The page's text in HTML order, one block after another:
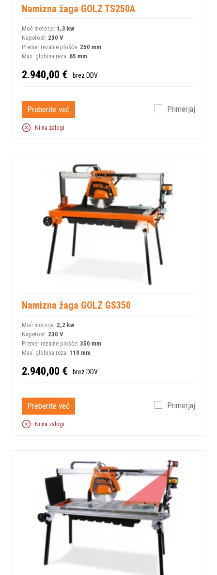
Namizna žaga GOLZ TS250A
Moč motorja: 1,3 kw
Napetost: 230 V
Premer rezalne plošče: 250 mm
Max. globina reza: 65 mm
2.940,00 € brez DDV
Preberite več Primerjaj
Ni na zalogi
Namizna žaga GOLZ GS350
Moč motorja: 2,2 kw
Napetost: 230 V
Premer rezalne plošče: 350 mm
Max. globina reza: 110 mm
2.940,00 € brez DDV
Preberite več Primerjaj
Ni na zalogi